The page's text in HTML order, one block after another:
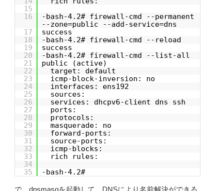
15
16
-bash-4.2# firewall-cmd --permanent
--zone=public --add-service=dns
17
success
18
-bash-4.2# firewall-cmd --reload
19
success
20
-bash-4.2# firewall-cmd --list-all
21
public (active)
22
target: default
23
icmp-block-inversion: no
24
interfaces: ens192
25
sources:
26
services: dhcpv6-client dns ssh
27
ports:
28
protocols:
29
masquerade: no
30
forward-ports:
31
source-ports:
32
icmp-blocks:
33
rich rules:
34
35
-bash-4.2#
で、dnsmasqを起動して、DNSにより名前解決ができる